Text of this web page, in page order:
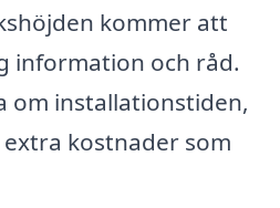
kommer att
information och råd.
om installationstiden,
kostnader som